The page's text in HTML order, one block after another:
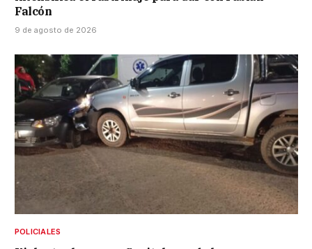
Falcón
9 de agosto de 2026
POLICIALES